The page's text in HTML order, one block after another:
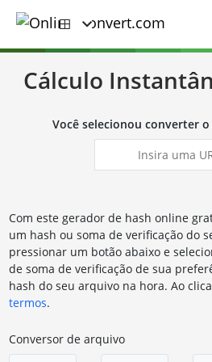
Cálculo
Você selecionou converter
Com este gerador de hash online
um hash ou soma de verificação do
pressionar um botão abaixo e
de soma de verificação de sua
hash do seu arquivo na hora. Ao
termos.
Conversor de arquivo